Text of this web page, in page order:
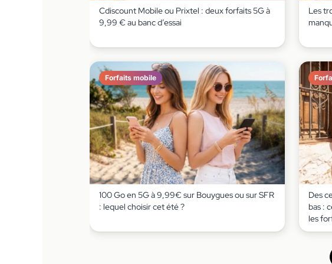
Cdiscount Mobile ou Prixtel : deux forfaits 5G à
9,99 € au banc d’essai
Les
Forfaits mobile
100 Go en 5G à 9,99€ sur Bouygues ou sur SFR
: lequel choisir cet été ?
Des
bas :
les